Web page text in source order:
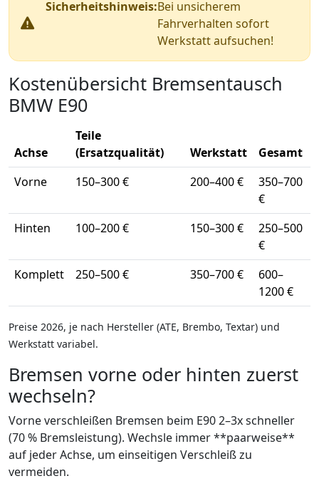
Sicherheitshinweis:Bei unsicherem
Fahrverhalten sofort
Werkstatt aufsuchen!
Kostenübersicht Bremsentausch
BMW E90
Achse
Teile
(Ersatzqualität)
Werkstatt
Gesamt
Vorne
150–300 € 200–400 €
350–700
€
Hinten
100–200 € 150–300 €
250–500
€
Komplett
250–500 € 350–700 €
600–
1200 €
Preise 2026, je nach Hersteller (ATE, Brembo, Textar) und
Werkstatt variabel.
Bremsen vorne oder hinten zuerst
wechseln?
Vorne verschleißen Bremsen beim E90 2–3x schneller
(70 % Bremsleistung). Wechsle immer **paarweise**
auf jeder Achse, um einseitigen Verschleiß zu
vermeiden.